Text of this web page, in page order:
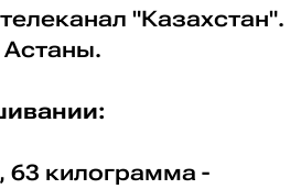
"Казахстан".
Астаны.
63 килограмма -